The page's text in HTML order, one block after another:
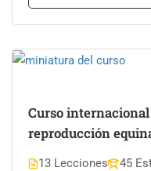
Curso
reproducción
13 Lecciones 45